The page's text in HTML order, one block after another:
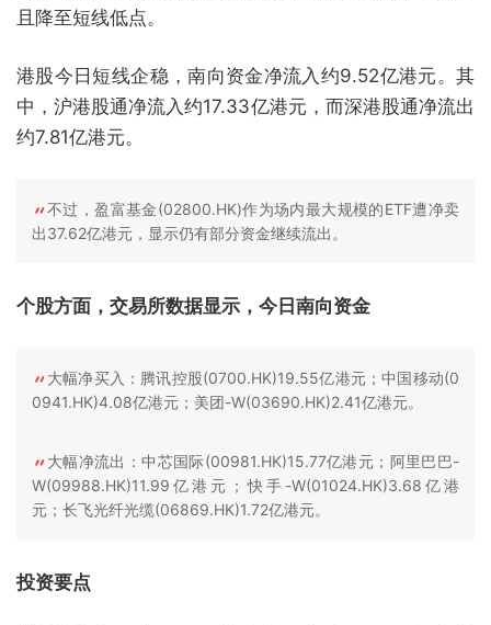
且降至短线低点。
港股今日短线企稳，南向资金净流入约9.52亿港元。其
中，沪港股通净流入约17.33亿港元，而深港股通净流出
约7.81亿港元。
不过，盈富基金(02800.HK)作为场内最大规模的ETF遭净卖
出37.62亿港元，显示仍有部分资金继续流出。
个股方面，交易所数据显示，今日南向资金
大幅净买入：腾讯控股(0700.HK)19.55亿港元；中国移动(0
0941.HK)4.08亿港元；美团-W(03690.HK)2.41亿港元。
大幅净流出：中芯国际(00981.HK)15.77亿港元；阿里巴巴-
W(09988.HK)11.99亿港元；快手-W(01024.HK)3.68亿港
元；长飞光纤光缆(06869.HK)1.72亿港元。
投资要点